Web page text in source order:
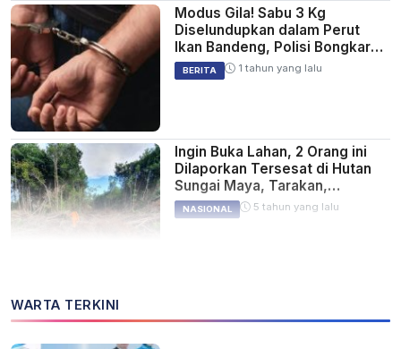
Modus Gila! Sabu 3 Kg
Diselundupkan dalam Perut
Ikan Bandeng, Polisi Bongkar
Jaringan Senilai Rp 4,8 Miliar
BERITA 1 tahun yang lalu
Ingin Buka Lahan, 2 Orang ini
Dilaporkan Tersesat di Hutan
Sungai Maya, Tarakan,
Kalimantan Utara
NASIONAL 5 tahun yang lalu
WARTA TERKINI